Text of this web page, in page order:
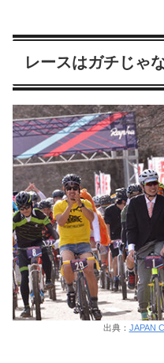
レースはガチじゃ
出典： JAPAN